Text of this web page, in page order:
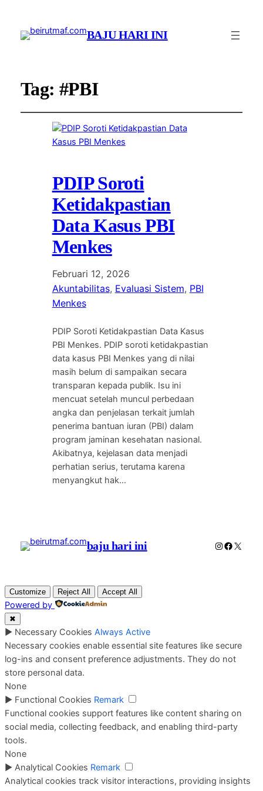
BAJU HARI INI
Tag: #PBI
PDIP Soroti
Ketidakpastian
Data Kasus PBI
Menkes
Februari 12, 2026
Akuntabilitas, Evaluasi Sistem, PBI
Menkes
PDIP Soroti Ketidakpastian Data Kasus
PBI Menkes. PDIP soroti ketidakpastian
data kasus PBI Menkes yang di nilai
masih belum di sampaikan secara
transparan kepada publik. Isu ini
mencuat setelah muncul perbedaan
angka dan penjelasan terkait jumlah
penerima bantuan iuran (PBI) dalam
program jaminan kesehatan nasional.
Akibatnya, kejelasan data menjadi
perhatian serius, terutama karena
menyangkut hak…
baju hari ini Instagram
X
Customize Reject All Accept All
Powered by
✖
► Necessary Cookies Always Active
Necessary cookies enable essential site features like secure
log-ins and consent preference adjustments. They do not
store personal data.
None
► Functional Cookies Remark
Functional cookies support features like content sharing on
social media, collecting feedback, and enabling third-party
tools.
None
► Analytical Cookies Remark
Analytical cookies track visitor interactions, providing insights